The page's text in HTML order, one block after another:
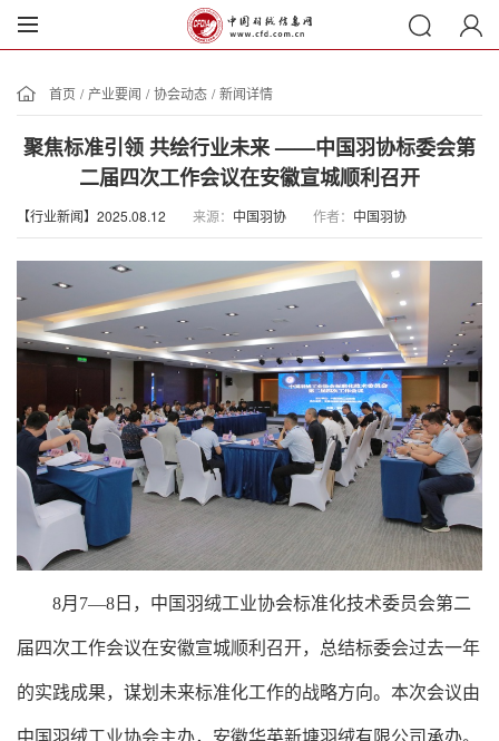
首页 / 产业要闻 / 协会动态 / 新闻详情
聚焦标准引领 共绘行业未来 ——中国羽协标委会第
二届四次工作会议在安徽宣城顺利召开
【行业新闻】2025.08.12 来源： 中国羽协 作者： 中国羽协
8月7—8日，中国羽绒工业协会标准化技术委员会第二
届四次工作会议在安徽宣城顺利召开，总结标委会过去一年
的实践成果，谋划未来标准化工作的战略方向。本次会议由